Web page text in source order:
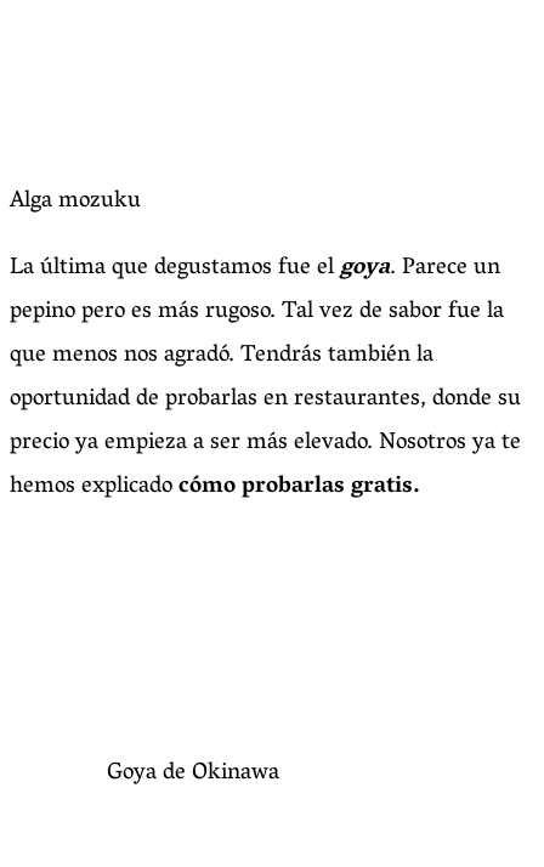
Alga mozuku
La última que degustamos fue elgoya. Parece un
pepino pero es más rugoso. Tal vez de sabor fue la
que menos nos agradó. Tendrás también la
oportunidad de probarlas en restaurantes, donde su
precio ya empieza a ser más elevado. Nosotros ya te
hemos explicadocómo probarlas gratis.
Goya de Okinawa